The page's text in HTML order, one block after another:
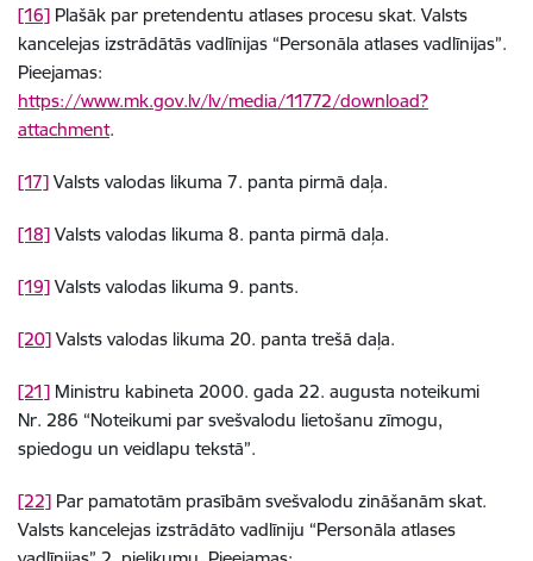
[16] Plašāk par pretendentu atlases procesu skat. Valsts
kancelejas izstrādātās vadlīnijas “Personāla atlases vadlīnijas”.
Pieejamas:
https://www.mk.gov.lv/lv/media/11772/download?
attachment.
[17] Valsts valodas likuma 7. panta pirmā daļa.
[18] Valsts valodas likuma 8. panta pirmā daļa.
[19] Valsts valodas likuma 9. pants.
[20] Valsts valodas likuma 20. panta trešā daļa.
[21] Ministru kabineta 2000. gada 22. augusta noteikumi
Nr. 286 “Noteikumi par svešvalodu lietošanu zīmogu,
spiedogu un veidlapu tekstā”.
[22] Par pamatotām prasībām svešvalodu zināšanām skat.
Valsts kancelejas izstrādāto vadlīniju “Personāla atlases